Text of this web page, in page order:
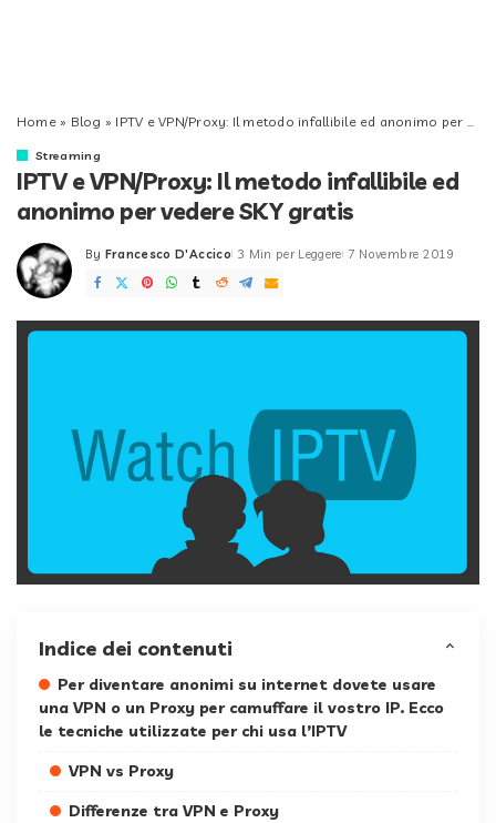
Home» Blog » IPTV e VPN/Proxy: Il metodo infallibile ed anonimo per vedere SKY gratis
Streaming
IPTV e VPN/Proxy: Il metodo infallibile ed
anonimo per vedere SKY gratis
Posted
by
By Francesco D'Accico 3 Min per Leggere 7 Novembre 2019
Indice dei contenuti
Per diventare anonimi su internet dovete usare
una VPN o un Proxy per camuffare il vostro IP. Ecco
le tecniche utilizzate per chi usa l’IPTV
VPN vs Proxy
Differenze tra VPN e Proxy